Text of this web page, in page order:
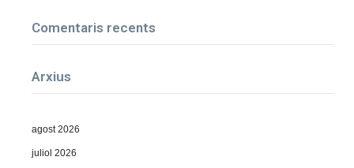
Comentaris recents
Arxius
agost 2026
juliol 2026